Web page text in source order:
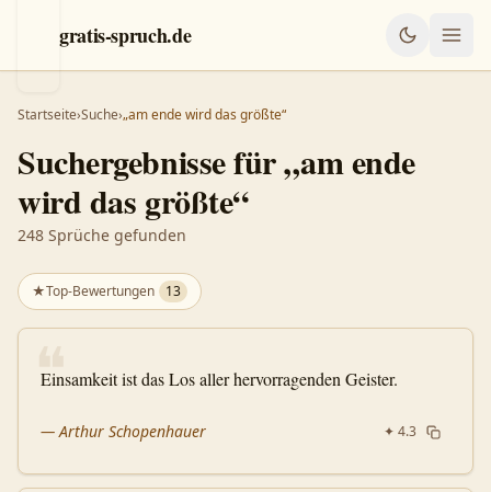
gratis-spruch.de
Startseite›Suche›„am ende wird das größte“
Suchergebnisse für „am ende
wird das größte“
248 Sprüche gefunden
1
5
★Top-Bewertungen 13
❝
Einsamkeit ist das Los aller hervorragenden Geister.
—Arthur Schopenhauer ✦ 4.3